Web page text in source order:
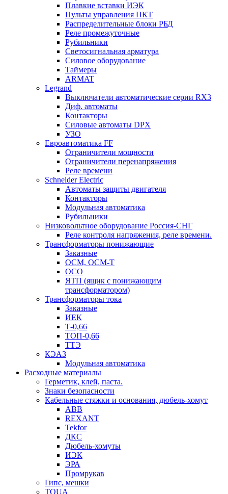
Плавкие вставки ИЭК
Пульты управления ПКТ
Распределительные блоки РБД
Реле промежуточные
Рубильники
Светосигнальная арматура
Силовое оборудование
Таймеры
ARMAT
Legrand
Выключатели автоматические серии RX3
Диф. автоматы
Контакторы
Силовые автоматы DPX
УЗО
Евроавтоматика FF
Ограничители мощности
Ограничители перенапряжения
Реле времени
Schneider Electric
Автоматы защиты двигателя
Контакторы
Модульная автоматика
Рубильники
Низковольтное оборудование Россия-СНГ
Реле контроля напряжения, реле времени.
Трансформаторы понижающие
Заказные
ОСМ, ОСМ-Т
ОСО
ЯТП (ящик с понижающим
трансформатором)
Трансформаторы тока
Заказные
ИЕК
Т-0,66
ТОП-0,66
ТТЭ
КЭАЗ
Модульная автоматика
Расходные материалы
Герметик, клей, паста.
Знаки безопасности
Кабельные стяжки и основания, дюбель-хомут
ABB
REXANT
Tekfor
ДКС
Дюбель-хомуты
ИЭК
ЭРА
Промрукав
Гипс, мешки
TOUA